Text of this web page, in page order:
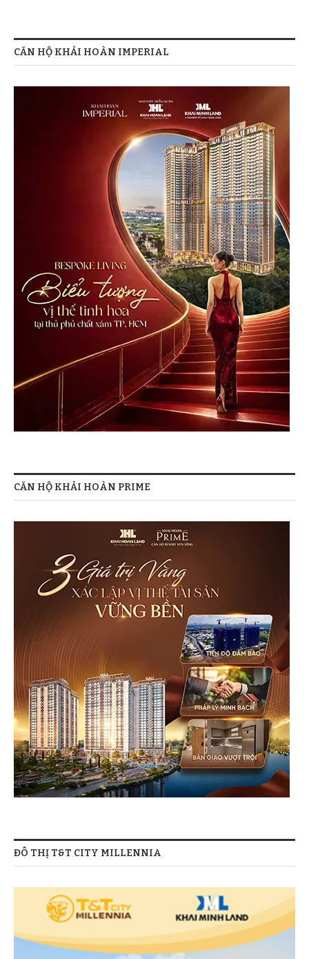
CĂN HỘ KHẢI HOÀN IMPERIAL
CĂN HỘ KHẢI HOÀN PRIME
ĐÔ THỊ T&T CITY MILLENNIA